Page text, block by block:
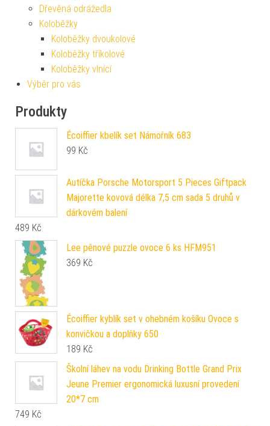
Dřevěná odrážedla
Koloběžky
Koloběžky dvoukolové
Koloběžky tříkolové
Koloběžky vlnící
Výběr pro vás
Produkty
Écoiffier kbelík set Námořník 683
99 Kč
Autíčka Porsche Motorsport 5 Pieces Giftpack
Majorette kovová délka 7,5 cm sada 5 druhů v
dárkovém balení
489 Kč
Lee pěnové puzzle ovoce 6 ks HFM951
369 Kč
Écoiffier kyblík set v ohebném košíku Ovoce s
konvičkou a doplňky 650
189 Kč
Školní láhev na vodu Drinking Bottle Grand Prix
Jeune Premier ergonomická luxusní provedení
20*7 cm
749 Kč